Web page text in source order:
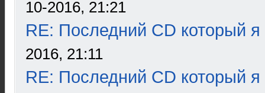
10-2016, 21:21
RE: Последний CD который я
2016, 21:11
RE: Последний CD который я